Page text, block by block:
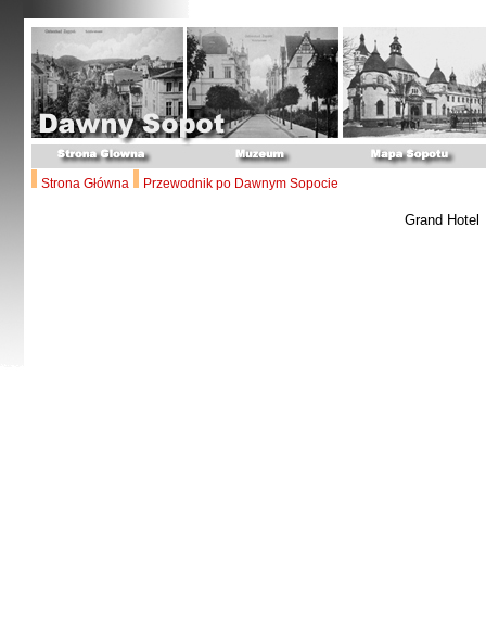
Strona Główna Przewodnik po Dawnym Sopocie
Grand Hotel